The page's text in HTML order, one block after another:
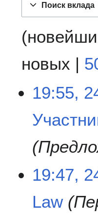
Поиск вклада
(
новых |
4
2
19:55,
19:47,
Law